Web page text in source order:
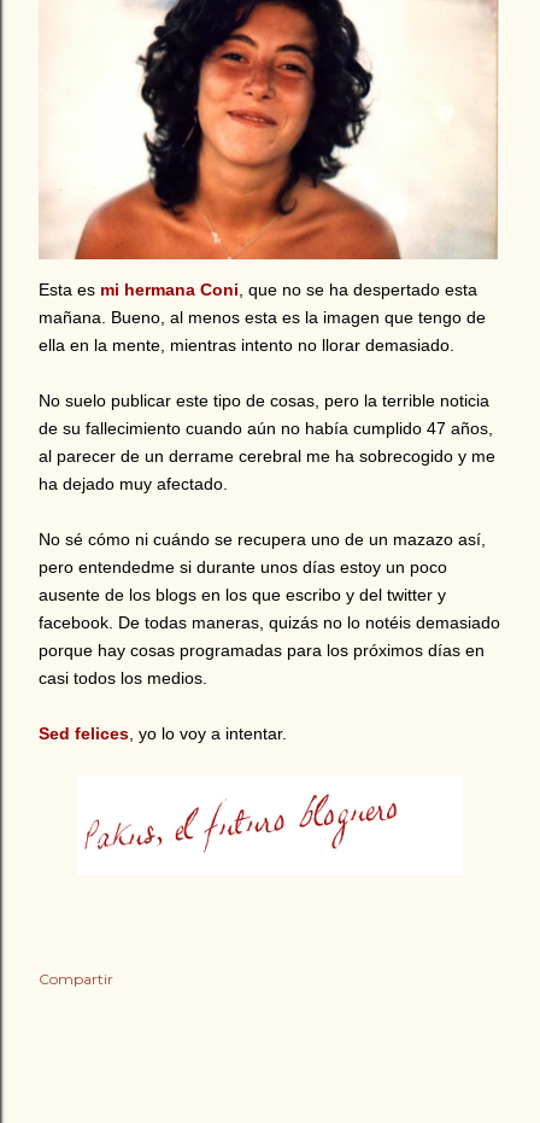
Esta es mi hermana Coni , que no se ha despertado esta
mañana. Bueno, al menos esta es la imagen que tengo de
ella en la mente, mientras intento no llorar demasiado.
No suelo publicar este tipo de cosas, pero la terrible noticia
de su fallecimiento cuando aún no había cumplido 47 años,
al parecer de un derrame cerebral me ha sobrecogido y me
ha dejado muy afectado.
No sé cómo ni cuándo se recupera uno de un mazazo así,
pero entendedme si durante unos días estoy un poco
ausente de los blogs en los que escribo y del twitter y
facebook. De todas maneras, quizás no lo notéis demasiado
porque hay cosas programadas para los próximos días en
casi todos los medios.
Sed felices , yo lo voy a intentar.
Compartir